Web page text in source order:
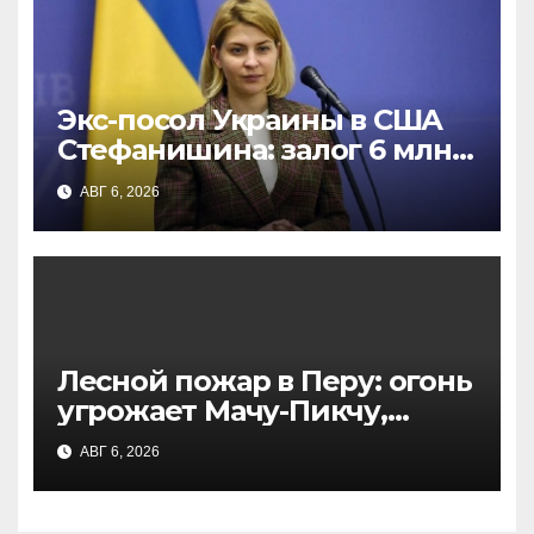
Экс-посол Украины в США
Стефанишина: залог 6 млн
грн и новые обвинения в
коррупции
АВГ 6, 2026
Лесной пожар в Перу: огонь
угрожает Мачу-Пикчу,
тушение осложняют
крутые склоны
АВГ 6, 2026